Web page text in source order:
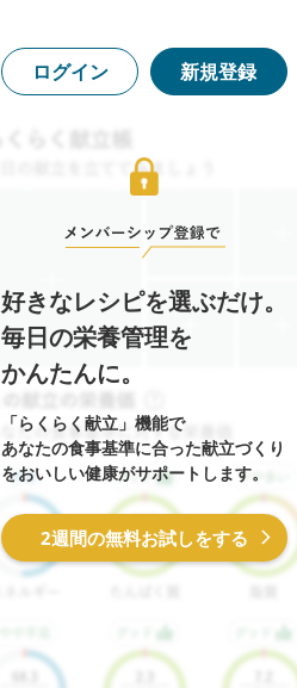
ログイン 新規登録
好きなレシピを選ぶだけ。
毎日の栄養管理を
かんたんに。
「らくらく献立」機能で
あなたの食事基準に合った献立づくり
をおいしい健康がサポートします。
2週間の無料お試しをする